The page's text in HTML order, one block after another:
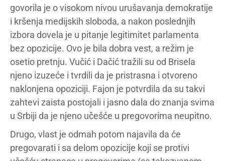
govorila je o visokom nivou urušavanja demokratije
i kršenja medijskih sloboda, a nakon poslednjih
izbora dovela je u pitanje legitimitet parlamenta
bez opozicije. Ovo je bila dobra vest, a režim je
osetio pretnju. Vučić i Dačić tražili su od Brisela
njeno izuzeće i tvrdili da je pristrasna i otvoreno
naklonjena opoziciji. Fajon je potvrdila da su takvi
zahtevi zaista postojali i jasno dala do znanja svima
u Srbiji da je njeno učešće u pregovorima neupitno.
Drugo, vlast je odmah potom najavila da će
pregovarati i sa delom opozicije koji se protivi